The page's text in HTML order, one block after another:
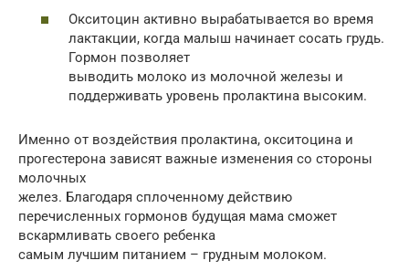
Окситоцин активно вырабатывается во время
лактакции, когда малыш начинает сосать грудь.
Гормон позволяет
выводить молоко из молочной железы и
поддерживать уровень пролактина высоким.
Именно от воздействия пролактина, окситоцина и
прогестерона зависят важные изменения со стороны
молочных
желез. Благодаря сплоченному действию
перечисленных гормонов будущая мама сможет
вскармливать своего ребенка
самым лучшим питанием – грудным молоком.